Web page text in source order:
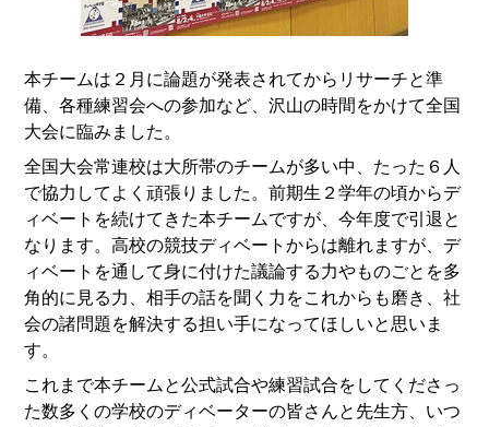
本チームは２月に論題が発表されてからリサーチと準
備、各種練習会への参加など、沢山の時間をかけて全国
大会に臨みました。
全国大会常連校は大所帯のチームが多い中、たった６人
で協力してよく頑張りました。前期生２学年の頃からデ
ィベートを続けてきた本チームですが、今年度で引退と
なります。高校の競技ディベートからは離れますが、デ
ィベートを通して身に付けた議論する力やものごとを多
角的に見る力、相手の話を聞く力をこれからも磨き、社
会の諸問題を解決する担い手になってほしいと思いま
す。
これまで本チームと公式試合や練習試合をしてくださっ
た数多くの学校のディベーターの皆さんと先生方、いつ